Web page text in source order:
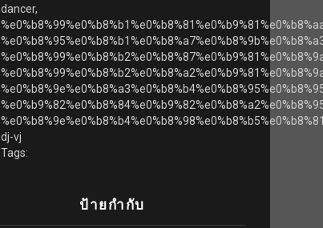
dancer,
dj-vj
Tags:
ป้ายกำกับ